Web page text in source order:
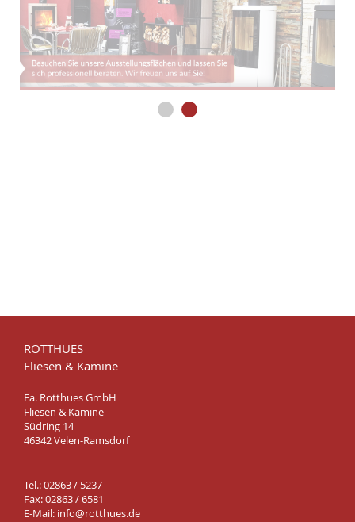
ROTTHUES
Fliesen & Kamine
Fa. Rotthues GmbH
Fliesen & Kamine
Südring 14
46342 Velen-Ramsdorf
Tel.: 02863 / 5237
Fax: 02863 / 6581
E-Mail: info@rotthues.de